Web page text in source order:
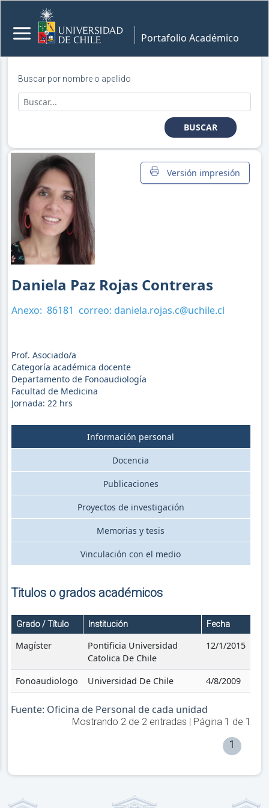
Portafolio Académico
Buscar por nombre o apellido
BUSCAR
Versión impresión
Daniela Paz Rojas Contreras
Anexo: 86181 correo: daniela.rojas.c@uchile.cl
Prof. Asociado/a
Categoría académica docente
Departamento de Fonoaudiología
Facultad de Medicina
Jornada: 22hrs
Información personal
Docencia
Publicaciones
Proyectos de investigación
Memorias y tesis
Vinculación con el medio
Titulos o grados académicos
Grado / Título Institución Fecha
Magíster
Pontificia Universidad
Catolica De Chile
12/1/2015
Fonoaudiologo Universidad De Chile 4/8/2009
Fuente: Oficina de Personal de cada unidad
Mostrando 2de 2entradas | Página 1 de 1
1